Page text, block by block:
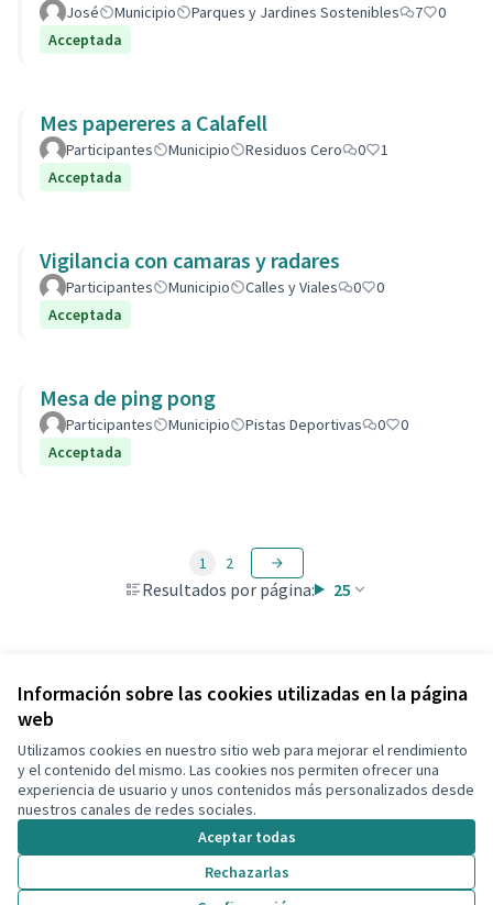
Información sobre las cookies utilizadas en la página
web
Utilizamos cookies en nuestro sitio web para mejorar el rendimiento
y el contenido del mismo. Las cookies nos permiten ofrecer una
experiencia de usuario y unos contenidos más personalizados desde
nuestros canales de redes sociales.
Aceptar todas
Rechazarlas
José Municipio Parques y Jardines Sostenibles 7
0
Acceptada
Mes papereres a Calafell
Participantes Municipio Residuos Cero 0
1
Acceptada
Vigilancia con camaras y radares
Participantes Municipio Calles y Viales 0
0
Acceptada
Mesa de ping pong
Participantes Municipio Pistas Deportivas 0
0
Acceptada
Resultados por página: 25
1 2
Ver todas las propuestas retiradas
Términos y condiciones de uso
Configuración de cookies
Decidim Calafell en X
(Enlace externo)
Decidim Calafell en Facebook
Decidim Calafell en YouTube
Decidim Calafell en GitHub
(Enlace externo)
Con licencia
(Enlace